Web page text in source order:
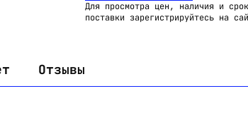
Для просмотра цен, наличия и
поставки зарегистрируйтесь на
Отзывы